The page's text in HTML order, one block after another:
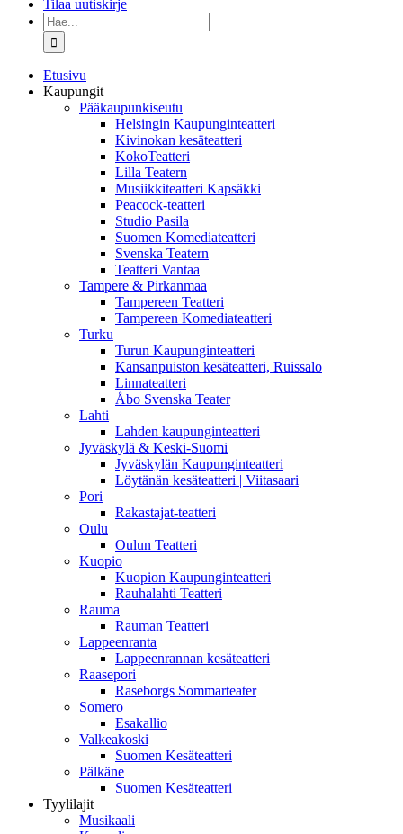
Tilaa uutiskirje
Etsi
...
Etusivu
Kaupungit
Pääkaupunkiseutu
Helsingin Kaupunginteatteri
Kivinokan kesäteatteri
KokoTeatteri
Lilla Teatern
Musiikkiteatteri Kapsäkki
Peacock-teatteri
Studio Pasila
Suomen Komediateatteri
Svenska Teatern
Teatteri Vantaa
Tampere & Pirkanmaa
Tampereen Teatteri
Tampereen Komediateatteri
Turku
Turun Kaupunginteatteri
Kansanpuiston kesäteatteri, Ruissalo
Linnateatteri
Åbo Svenska Teater
Lahti
Lahden kaupunginteatteri
Jyväskylä & Keski-Suomi
Jyväskylän Kaupunginteatteri
Löytänän kesäteatteri | Viitasaari
Pori
Rakastajat-teatteri
Oulu
Oulun Teatteri
Kuopio
Kuopion Kaupunginteatteri
Rauhalahti Teatteri
Rauma
Rauman Teatteri
Lappeenranta
Lappeenrannan kesäteatteri
Raasepori
Raseborgs Sommarteater
Somero
Esakallio
Valkeakoski
Suomen Kesäteatteri
Pälkäne
Suomen Kesäteatteri
Tyylilajit
Musikaali